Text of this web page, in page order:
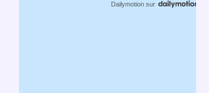
Dailymotion sur